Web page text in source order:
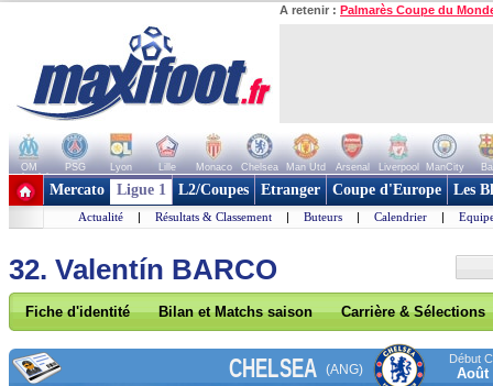
A retenir : Palmarès Coupe du
OM PSG Lyon Lille Monaco Chelsea Man Utd Arsenal Liverpool ManCity
+ de clubs
Mercato Ligue 1 L2/Coupes Etranger Coupe d'Europe Les
Actualité | Résultats & Classement | Buteurs | Calendrier |
32. Valentín BARCO
Fiche d'identité Bilan et Matchs saison Carrière & Sélections
CHELSEA (ANG)
Début
Août